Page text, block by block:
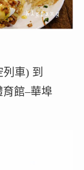
車) 到
育館–華埠